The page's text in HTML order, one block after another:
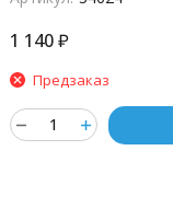
1 140₽
Предзаказ